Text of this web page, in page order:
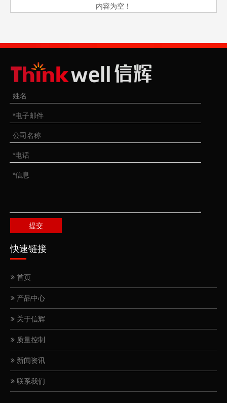
内容为空！
提交
快速链接
首页
产品中心
关于信辉
质量控制
新闻资讯
联系我们